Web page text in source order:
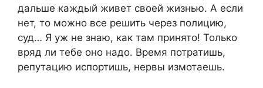
дальше каждый живет своей жизнью. А если
нет, то можно все решить через полицию,
суд… Я уж не знаю, как там принято! Только
вряд ли тебе оно надо. Время потратишь,
репутацию испортишь, нервы измотаешь.